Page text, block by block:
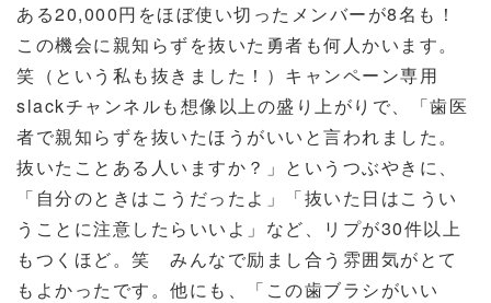
ある20,000円をほぼ使い切ったメンバーが8名も！
この機会に親知らずを抜いた勇者も何人かいます。
笑（という私も抜きました！）キャンペーン専用
slackチャンネルも想像以上の盛り上がりで、「歯医
者で親知らずを抜いたほうがいいと言われました。
抜いたことある人いますか？」というつぶやきに、
「自分のときはこうだったよ」「抜いた日はこうい
うことに注意したらいいよ」など、リプが30件以上
もつくほど。笑 みんなで励まし合う雰囲気がとて
もよかったです。他にも、「この歯ブラシがいい